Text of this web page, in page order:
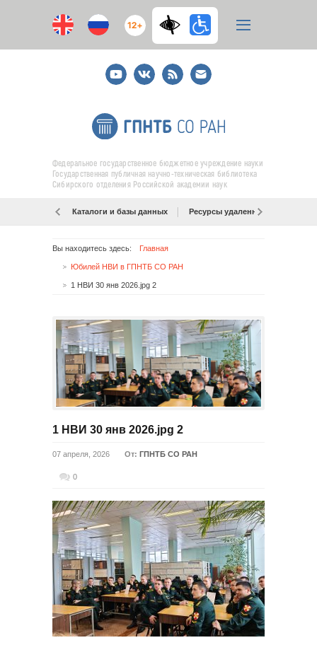
12+
YoutubeВКонтакте
RSS
E-
mail
подписка
Федеральное государственное бюджетное учреждение науки
Государственная публичная научно-техническая библиотека
Сибирского отделения Российской академии наук
Каталоги и базы данных Ресурсы удаленного доступа
Вы находитесь здесь: Главная
Юбилей НВИ в ГПНТБ СО РАН
1 НВИ 30 янв 2026.jpg 2
1 НВИ 30 янв 2026.jpg 2
07 апреля, 2026 От: ГПНТБ СО РАН
0